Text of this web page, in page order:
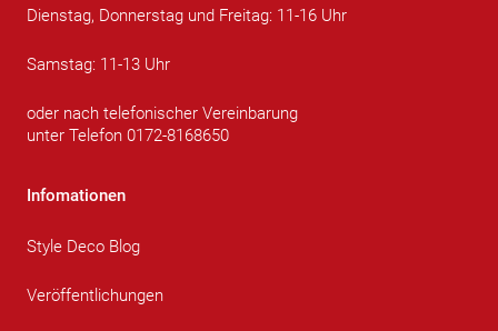
Dienstag, Donnerstag und Freitag: 11-16 Uhr
Samstag: 11-13 Uhr
oder nach telefonischer Vereinbarung
unter Telefon 0172-8168650
Infomationen
Style Deco Blog
Veröffentlichungen